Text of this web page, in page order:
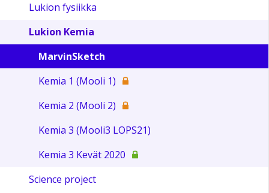
Lukion fysiikka
Lukion Kemia
MarvinSketch
Kemia 1 (Mooli 1)
Kemia 2 (Mooli 2)
Kemia 3 (Mooli3 LOPS21)
Kemia 3 Kevät 2020
Science project